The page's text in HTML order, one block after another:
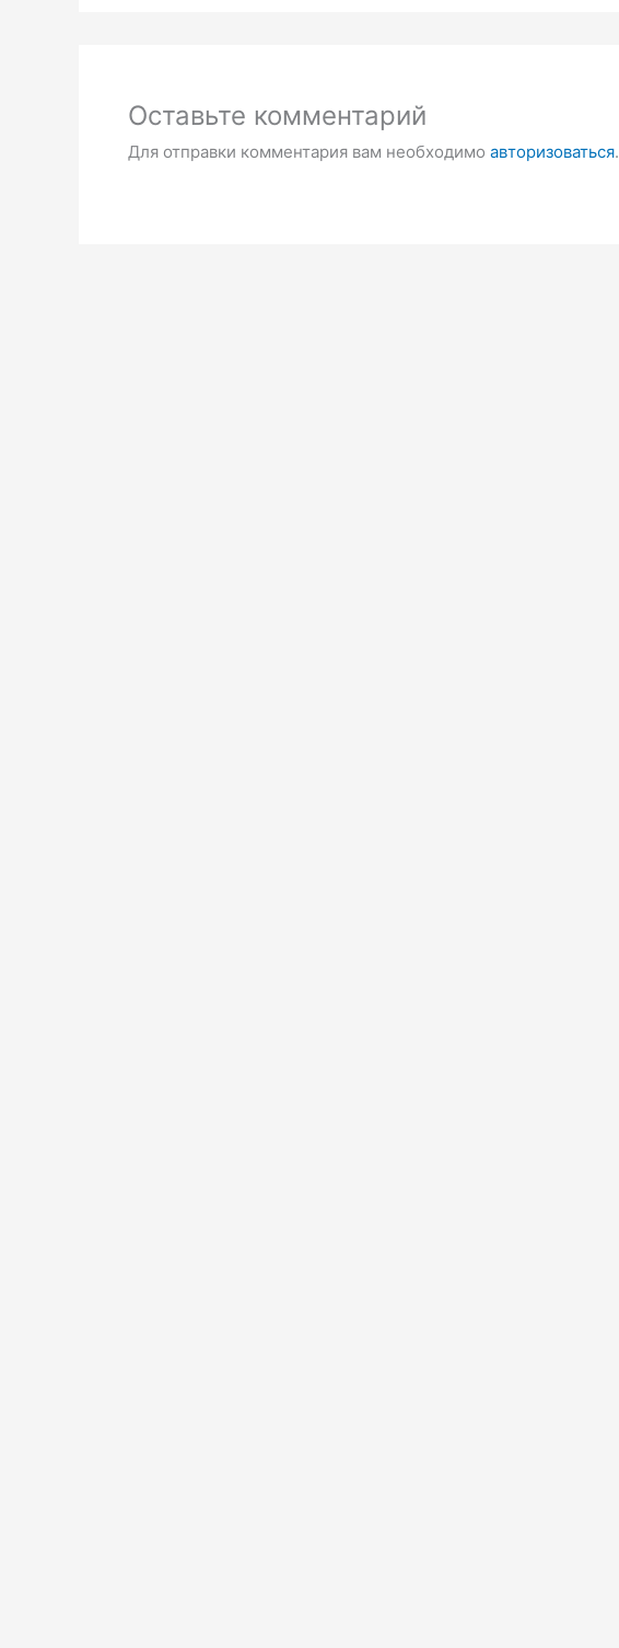
Оставьте комментарий
Для отправки комментария вам необходимо авторизоваться.